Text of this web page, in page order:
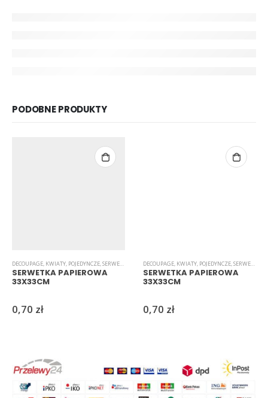
PODOBNE PRODUKTY
DECOUPAGE, KWIATY, POJEDYNCZE,SERWETKI ZWIERZĘTA/NATURA
SERWETKA PAPIEROWA
33X33CM
0,70 zł
DECOUPAGE, KWIATY, POJEDYNCZE,SERWETKI
SERWETKA PAPIEROWA
33X33CM
0,70 zł